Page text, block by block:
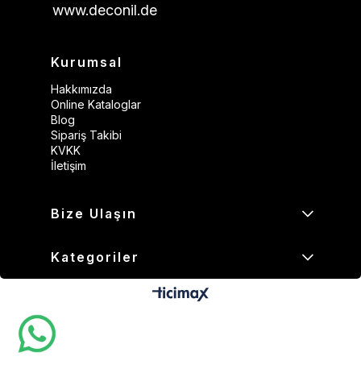
www.deconil.de
Kurumsal
Hakkımızda
Online Kataloglar
Blog
Sipariş Takibi
KVKK
İletişim
Bize Ulaşın
Kategoriler